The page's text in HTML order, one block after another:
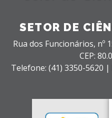
SETOR DE
Rua dos Funcionários, nº
CEP:
Telefone: (41) 3350-5620